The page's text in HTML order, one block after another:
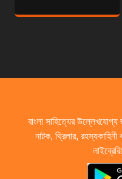
বাংলা সাহিত্যের
নাটক, থ্রিলার,